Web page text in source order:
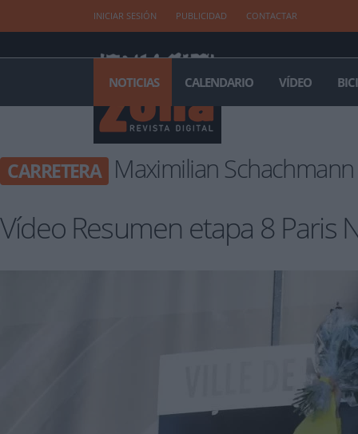
INICIAR SESIÓN PUBLICIDAD CONTACTAR
NOTICIAS CALENDARIO VÍDEO
CARRETERA Maximilian Schachmann
Vídeo Resumen etapa 8 Paris